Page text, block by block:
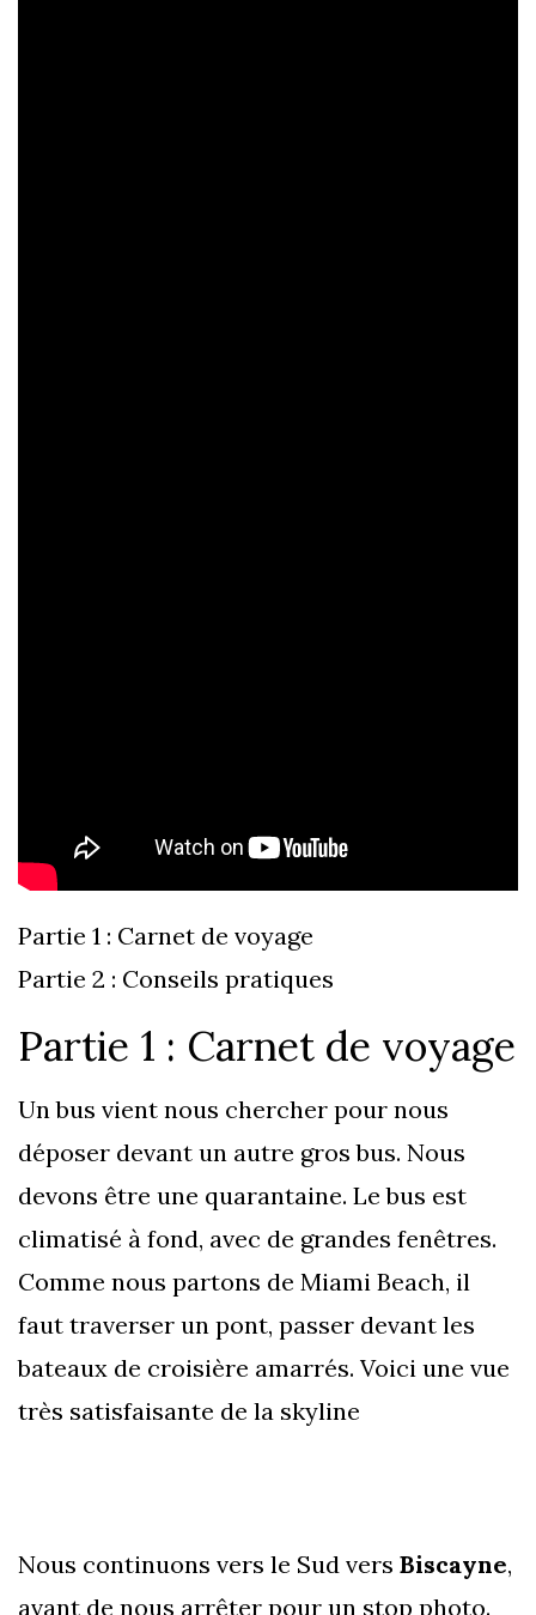
Partie 1 : Carnet de voyage
Partie 2 : Conseils pratiques
Partie 1 : Carnet de voyage
Un bus vient nous chercher pour nous
déposer devant un autre gros bus. Nous
devons être une quarantaine. Le bus est
climatisé à fond, avec de grandes fenêtres.
Comme nous partons de Miami Beach, il
faut traverser un pont, passer devant les
bateaux de croisière amarrés. Voici une vue
très satisfaisante de la skyline
Nous continuons vers le Sud vers Biscayne,
avant de nous arrêter pour un stop photo.